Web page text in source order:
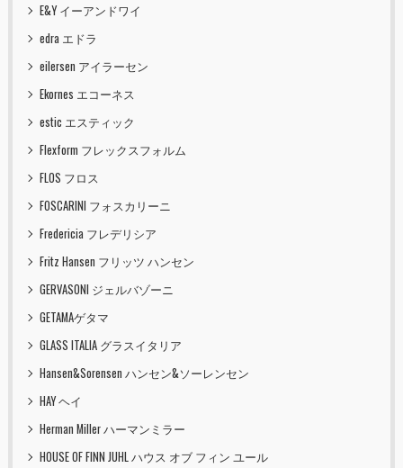
E&Y イーアンドワイ
edra エドラ
eilersen アイラーセン
Ekornes エコーネス
estic エスティック
Flexform フレックスフォルム
FLOS フロス
FOSCARINI フォスカリーニ
Fredericia フレデリシア
Fritz Hansen フリッツ ハンセン
GERVASONI ジェルバゾーニ
GETAMAゲタマ
GLASS ITALIA グラスイタリア
Hansen&Sorensen ハンセン&ソーレンセン
HAY ヘイ
Herman Miller ハーマンミラー
HOUSE OF FINN JUHL ハウス オブ フィン ユール